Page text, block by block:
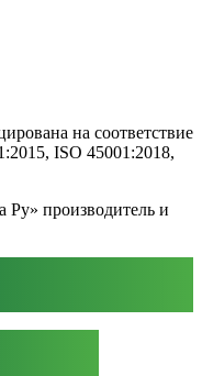
на соответствие
ISO 45001:2018,
производитель и